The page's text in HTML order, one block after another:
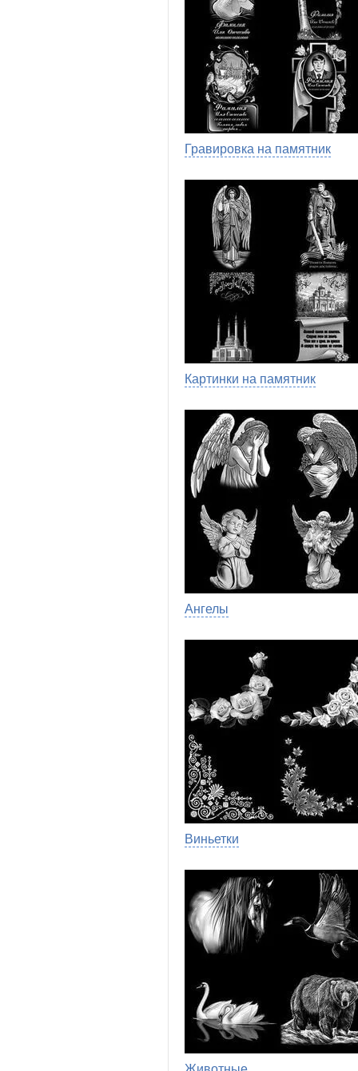
Гравировка на памятник
Картинки на памятник
Ангелы
Виньетки